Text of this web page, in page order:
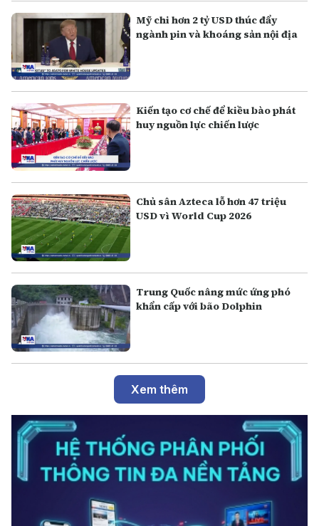
Mỹ chi hơn 2 tỷ USD thúc đẩy
ngành pin và khoáng sản nội địa
Kiến tạo cơ chế để kiều bào phát
huy nguồn lực chiến lược
Chủ sân Azteca lỗ hơn 47 triệu
USD vì World Cup 2026
Trung Quốc nâng mức ứng phó
khẩn cấp với bão Dolphin
Xem thêm